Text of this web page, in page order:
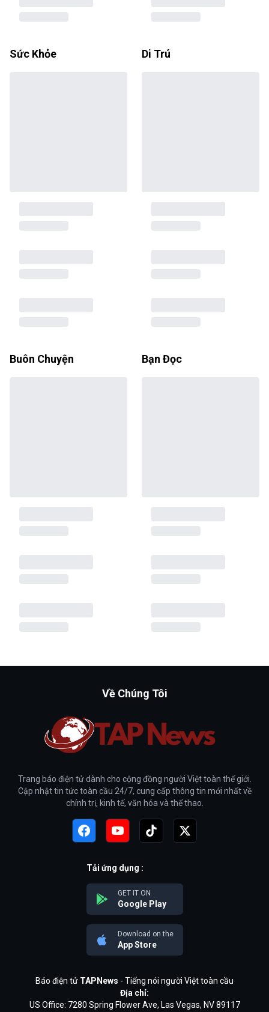
Sức Khỏe Di Trú
Buôn Chuyện Bạn Đọc
Về Chúng Tôi
Trang báo điện tử dành cho cộng đồng người Việt toàn thế giới.
Cập nhật tin tức toàn cầu 24/7, cung cấp thông tin mới nhất về
chính trị, kinh tế, văn hóa và thể thao.
Tải ứng dụng :
GET IT ON
Google Play
Download on the
App Store
Báo điện tử TAPNews - Tiếng nói người Việt toàn cầu
Địa chỉ:
US Office: 7280 Spring Flower Ave, Las Vegas, NV 89117